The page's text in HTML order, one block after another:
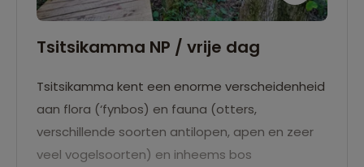
Tsitsikamma NP / vrije dag
Tsitsikamma kent een enorme verscheidenheid
aan flora (‘fynbos) en fauna (otters,
verschillende soorten antilopen, apen en zeer
veel vogelsoorten) en inheems bos